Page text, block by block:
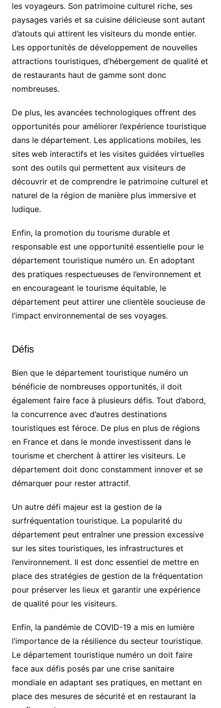
les voyageurs. Son patrimoine culturel riche, ses
paysages variés et sa cuisine délicieuse sont autant
d’atouts qui attirent les visiteurs du monde entier.
Les opportunités de développement de nouvelles
attractions touristiques, d’hébergement de qualité et
de restaurants haut de gamme sont donc
nombreuses.
De plus, les avancées technologiques offrent des
opportunités pour améliorer l’expérience touristique
dans le département. Les applications mobiles, les
sites web interactifs et les visites guidées virtuelles
sont des outils qui permettent aux visiteurs de
découvrir et de comprendre le patrimoine culturel et
naturel de la région de manière plus immersive et
ludique.
Enfin, la promotion du tourisme durable et
responsable est une opportunité essentielle pour le
département touristique numéro un. En adoptant
des pratiques respectueuses de l’environnement et
en encourageant le tourisme équitable, le
département peut attirer une clientèle soucieuse de
l’impact environnemental de ses voyages.
Défis
Bien que le département touristique numéro un
bénéficie de nombreuses opportunités, il doit
également faire face à plusieurs défis. Tout d’abord,
la concurrence avec d’autres destinations
touristiques est féroce. De plus en plus de régions
en France et dans le monde investissent dans le
tourisme et cherchent à attirer les visiteurs. Le
département doit donc constamment innover et se
démarquer pour rester attractif.
Un autre défi majeur est la gestion de la
surfréquentation touristique. La popularité du
département peut entraîner une pression excessive
sur les sites touristiques, les infrastructures et
l’environnement. Il est donc essentiel de mettre en
place des stratégies de gestion de la fréquentation
pour préserver les lieux et garantir une expérience
de qualité pour les visiteurs.
Enfin, la pandémie de COVID-19 a mis en lumière
l’importance de la résilience du secteur touristique.
Le département touristique numéro un doit faire
face aux défis posés par une crise sanitaire
mondiale en adaptant ses pratiques, en mettant en
place des mesures de sécurité et en restaurant la